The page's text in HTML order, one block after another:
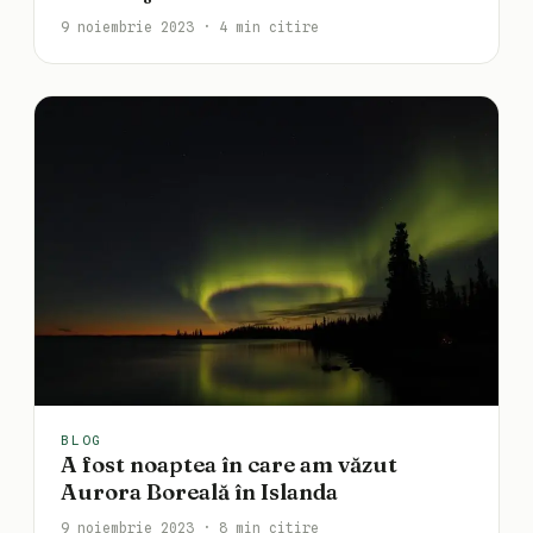
9 noiembrie 2023 · 4 min citire
BLOG
A fost noaptea în care am văzut
Aurora Boreală în Islanda
9 noiembrie 2023 · 8 min citire